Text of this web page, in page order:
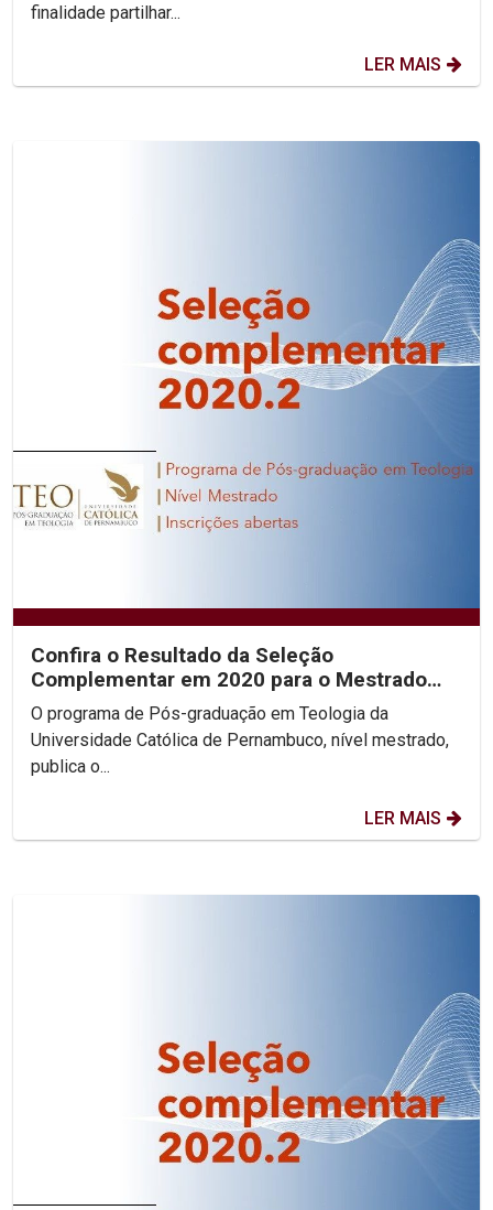
finalidade partilhar...
LER MAIS
Confira o Resultado da Seleção
Complementar em 2020 para o Mestrado
em Teologia
O programa de Pós-graduação em Teologia da
Universidade Católica de Pernambuco, nível mestrado,
publica o...
LER MAIS